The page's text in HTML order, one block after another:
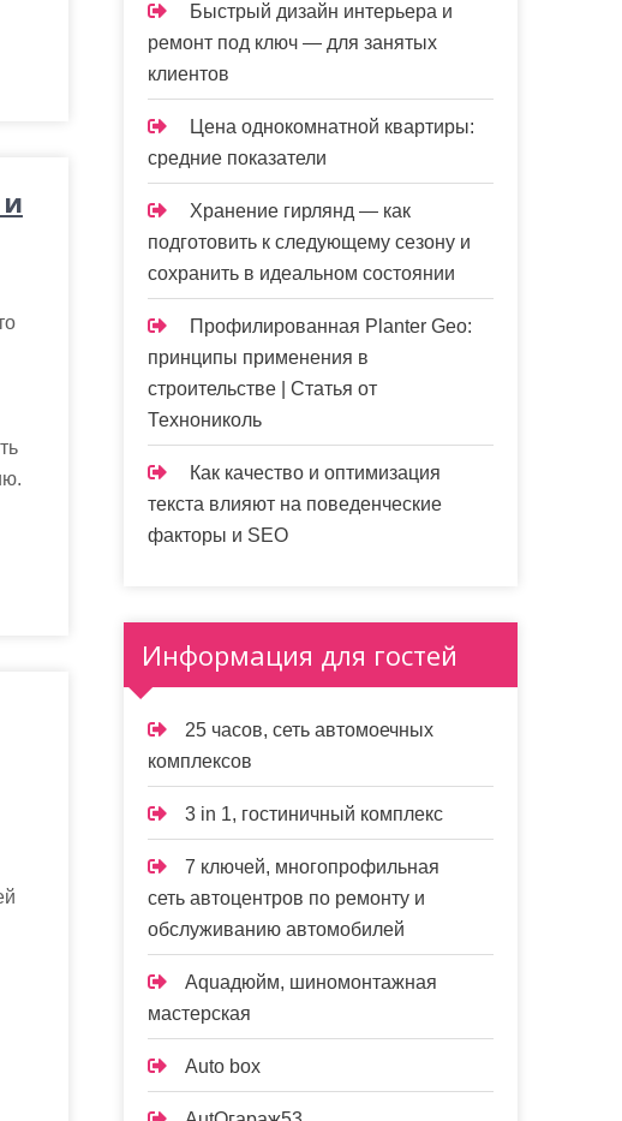
Быстрый дизайн интерьера и
ремонт под ключ — для занятых
клиентов
Цена однокомнатной квартиры:
средние показатели
Хранение гирлянд — как
подготовить к следующему сезону и
сохранить в идеальном состоянии
Профилированная Planter Geo:
принципы применения в
строительстве | Статья от
Технониколь
Как качество и оптимизация
текста влияют на поведенческие
факторы и SEO
Информация для гостей
25 часов, сеть автомоечных
комплексов
3 in 1, гостиничный комплекс
7 ключей, многопрофильная
сеть автоцентров по ремонту и
обслуживанию автомобилей
Aquaдюйм, шиномонтажная
мастерская
Auto box